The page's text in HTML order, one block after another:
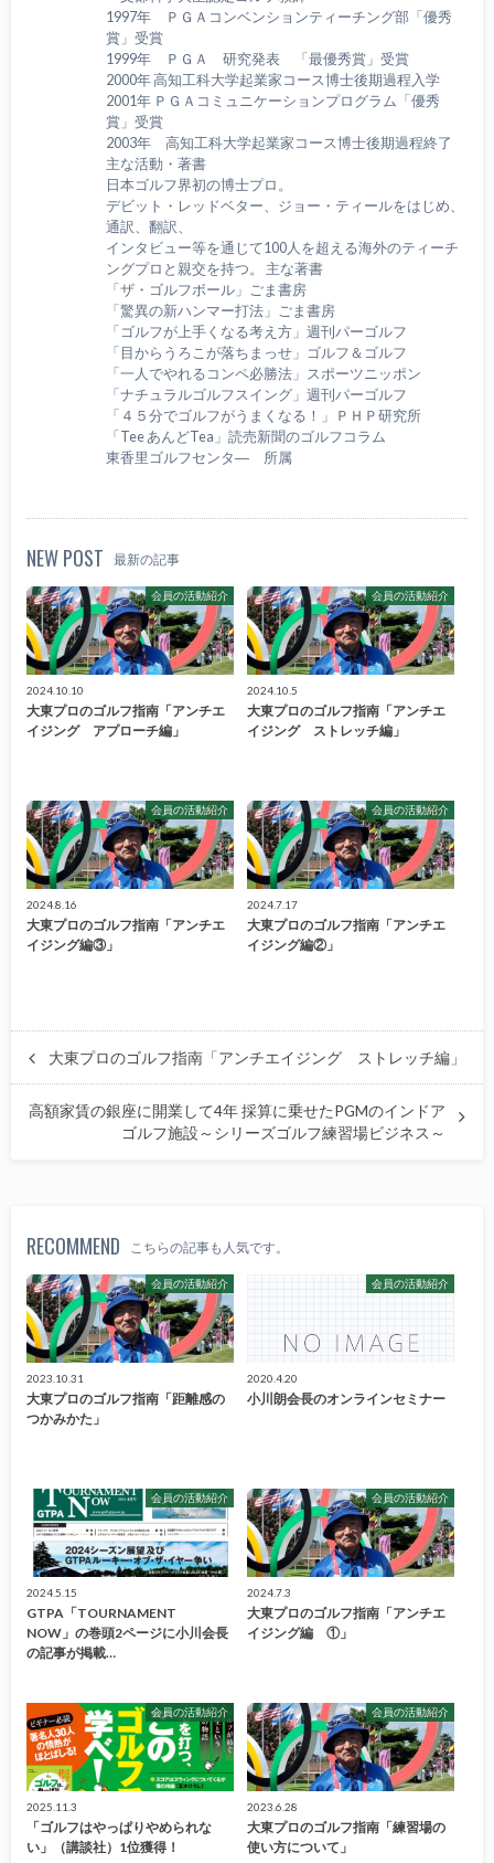
1997年 ＰＧＡコンベンションティーチング部「優秀
賞」受賞
1999年 ＰＧＡ 研究発表 「最優秀賞」受賞
2000年 高知工科大学起業家コース博士後期過程入学
2001年 ＰＧＡコミュニケーションプログラム「優秀
賞」受賞
2003年 高知工科大学起業家コース博士後期過程終了
主な活動・著書
日本ゴルフ界初の博士プロ。
デビット・レッドベター、ジョー・ティールをはじめ、
通訳、翻訳、
インタビュー等を通じて100人を超える海外のティーチ
ングプロと親交を持つ。 主な著書
「ザ・ゴルフボール」ごま書房
「驚異の新ハンマー打法」ごま書房
「ゴルフが上手くなる考え方」週刊パーゴルフ
「目からうろこが落ちまっせ」ゴルフ＆ゴルフ
「一人でやれるコンペ必勝法」スポーツニッポン
「ナチュラルゴルフスイング」週刊パーゴルフ
「４５分でゴルフがうまくなる！」ＰＨＰ研究所
「Tee あんどTea」読売新聞のゴルフコラム
東香里ゴルフセンタ― 所属
NEW POST 最新の記事
会員の活動紹介
2024.10.10
大東プロのゴルフ指南「アンチエ
イジング アプローチ編」
会員の活動紹介
2024.10.5
大東プロのゴルフ指南「アンチエ
イジング ストレッチ編」
会員の活動紹介
2024.8.16
大東プロのゴルフ指南「アンチエ
イジング編③」
会員の活動紹介
2024.7.17
大東プロのゴルフ指南「アンチエ
イジング編②」
大東プロのゴルフ指南「アンチエイジング ストレッチ編」
高額家賃の銀座に開業して4年 採算に乗せたPGMのインドア
ゴルフ施設～シリーズゴルフ練習場ビジネス～
RECOMMEND こちらの記事も人気です。
会員の活動紹介
2023.10.31
大東プロのゴルフ指南「距離感の
つかみかた」
会員の活動紹介
2020.4.20
小川朗会長のオンラインセミナー
会員の活動紹介
2024.5.15
GTPA「TOURNAMENT
NOW」の巻頭2ページに小川会長
の記事が掲載…
会員の活動紹介
2024.7.3
大東プロのゴルフ指南「アンチエ
イジング編 ①」
会員の活動紹介
2025.11.3
「ゴルフはやっぱりやめられな
い」（講談社）1位獲得！
会員の活動紹介
2023.6.28
大東プロのゴルフ指南「練習場の
使い方について」